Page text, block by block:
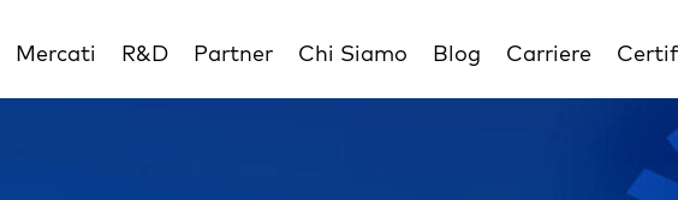
Mercati R&D Partner Chi Siamo Blog Carriere